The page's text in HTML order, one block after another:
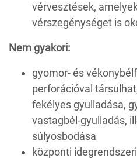
vérvesztések,
vérszegénységet is
Nem gyakori:
gyomor- és
perforációval
fekélyes gyulladása,
vastagbél-gyulladás,
súlyosbodása
központi